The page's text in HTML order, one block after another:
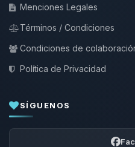
Menciones Legales
Términos / Condiciones
Condiciones de
Política de Privacidad
SÍGUENOS